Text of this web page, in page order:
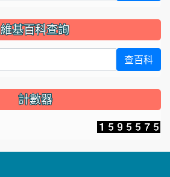
維基百科查詢
查百科
計數器